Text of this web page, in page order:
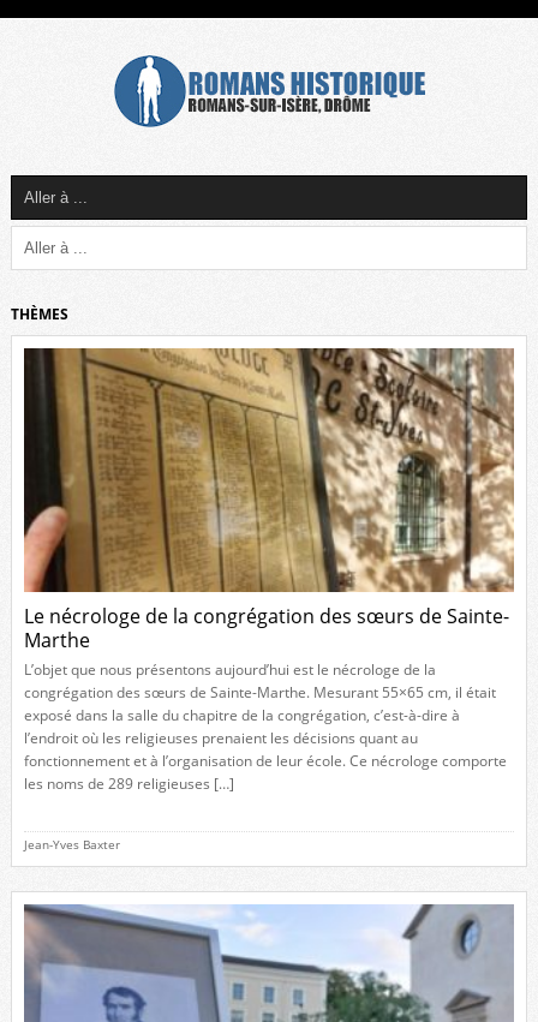
THÈMES
Le nécrologe de la congrégation des sœurs de Sainte-
Marthe
L’objet que nous présentons aujourd’hui est le nécrologe de la
congrégation des sœurs de Sainte-Marthe. Mesurant 55×65 cm, il était
exposé dans la salle du chapitre de la congrégation, c’est-à-dire à
l’endroit où les religieuses prenaient les décisions quant au
fonctionnement et à l’organisation de leur école. Ce nécrologe comporte
les noms de 289 religieuses […]
Jean-Yves Baxter